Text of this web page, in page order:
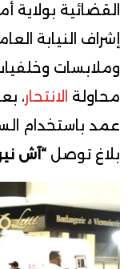
القضائية بولاية
إشراف النيابة
وملابسات
محاولة الانتحار،
عمد باستخدام
بلاغ توصل “آش